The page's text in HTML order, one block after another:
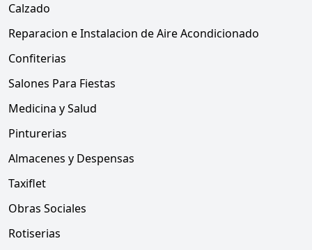
Calzado
Reparacion e Instalacion de Aire Acondicionado
Confiterias
Salones Para Fiestas
Medicina y Salud
Pinturerias
Almacenes y Despensas
Taxiflet
Obras Sociales
Rotiserias